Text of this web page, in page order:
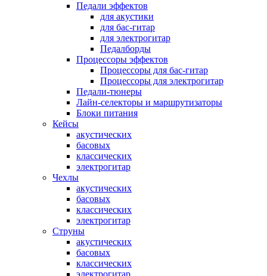
Педали эффектов
для акустики
для бас-гитар
для электрогитар
Педалборды
Процессоры эффектов
Процессоры для бас-гитар
Процессоры для электрогитар
Педали-тюнеры
Лайн-селекторы и маршрутизаторы
Блоки питания
Кейсы
акустических
басовых
классических
электрогитар
Чехлы
акустических
басовых
классических
электрогитар
Струны
акустических
басовых
классических